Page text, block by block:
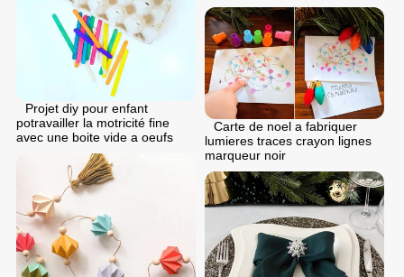
Projet diy pour enfant
potravailler la motricité fine
avec une boite vide a oeufs
Carte de noel a fabriquer
lumieres traces crayon lignes
marqueur noir